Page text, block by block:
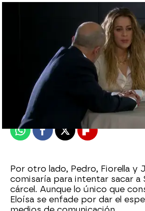
Nova
Madrid
Publicado: 19 de agosto de 2015,
WhatsappFacebook
X Flipboard
Por otro lado, Pedro, Fiorella y
comisaría para intentar sacar a
cárcel. Aunque lo único que
Eloísa se enfade por dar el